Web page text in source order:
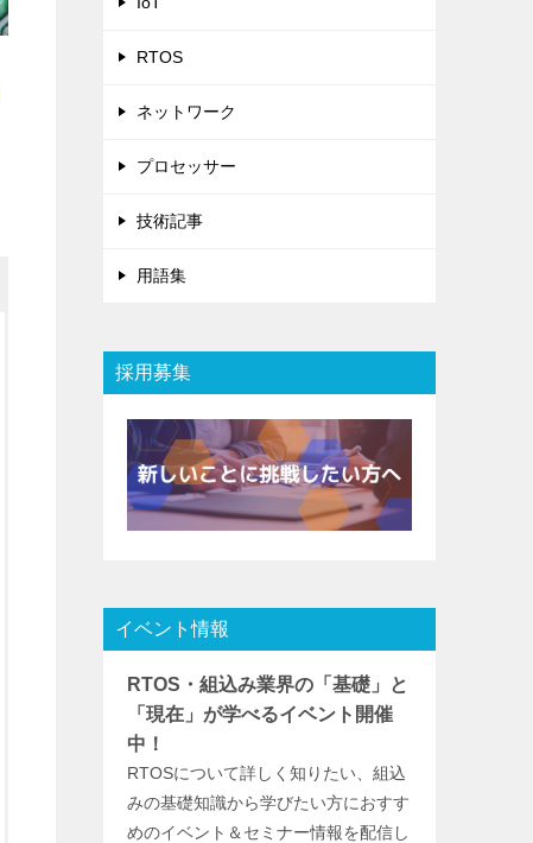
RTOS
ネットワーク
プロセッサー
技術記事
用語集
採用募集
イベント情報
RTOS・組込み業界の「基礎」と
「現在」が学べるイベント開催
中！
RTOSについて詳しく知りたい、組込
みの基礎知識から学びたい方におすす
めのイベント＆セミナー情報を配信し